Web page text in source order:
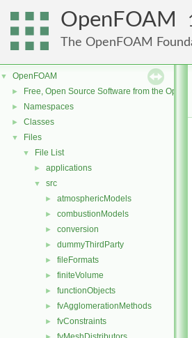
OpenFOAM
The OpenFOAM
▼ OpenFOAM
► Free, Open Source Software from the
► Namespaces
► Classes
▼ Files
▼ File List
► applications
▼ src
► atmosphericModels
► combustionModels
► conversion
► dummyThirdParty
► fileFormats
► finiteVolume
► functionObjects
► fvAgglomerationMethods
► fvConstraints